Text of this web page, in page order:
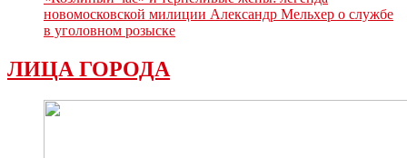
новомосковской милиции Александр Мельхер о службе
в уголовном розыске
ЛИЦА ГОРОДА